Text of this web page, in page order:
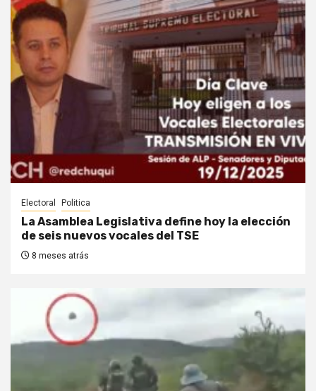
Electoral Politica
La Asamblea Legislativa define hoy la elección
de seis nuevos vocales del TSE
8 meses atrás